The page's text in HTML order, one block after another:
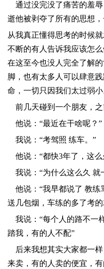
通过没完没了痛苦的羞
逝他被剥夺了所有的思想
从我真正懂得思考的时候
不断的有人告诉我应该怎
在这至今也没人完全了解
脚，也有太多人可以肆意
命，一切只因我们太过弱小
前几天碰到一个朋友，之
​他说：“最近在干啥呢？”
​我说：“考驾照 练车。”
他说：“都快3年了，这么
我说：“为什么这么久 就
他说：“我早都说了 教练
送几包烟，车练的多了考的
我说：“每个人的路不一
踏我，有的人不配”
后来我想其实大家都一样
来卖，有的人卖的便宜，